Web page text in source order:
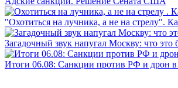
"Охотиться на лучника, а не на стрелу".
Загадочный звук напугал Москву: что это
Итоги 06.08: Санкции против РФ и дрон